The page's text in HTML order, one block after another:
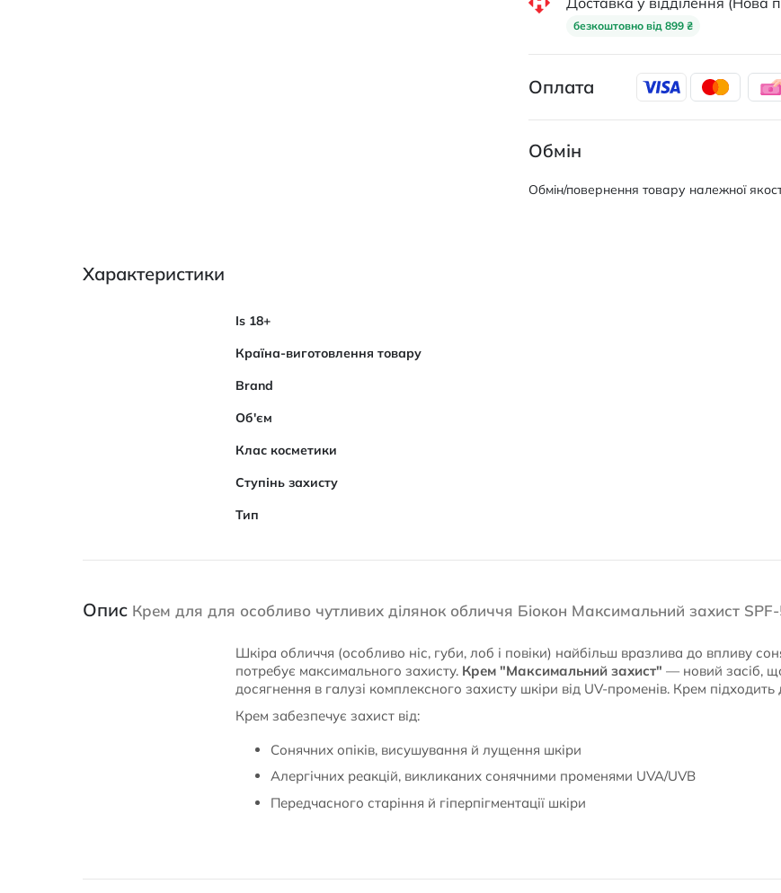
безкоштовно від 899 ₴
Оплата
Обмін
Обмін/повернення товару належної
Характеристики
Характеристики
Is 18+
Країна-виготовлення товару
Brand
Об'єм
Клас косметики
Ступінь захисту
Тип
Опис Крем для для особливо чутливих ділянок обличчя Біокон Максимальний захист
Шкіра обличчя (особливо ніс, губи, лоб і повіки) найбільш вразлива до впливу
потребує максимального захисту. Крем "Максимальний захист" — новий засіб,
досягнення в галузі комплексного захисту шкіри від UV-променів. Крем підходить
Крем забезпечує захист від:
Сонячних опіків, висушування й лущення шкіри
Алергічних реакцій, викликаних сонячними променями UVA/UVB
Передчасного старіння й гіперпігментації шкіри